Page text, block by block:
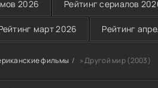
2026 Рейтинг сериалов
март 2026 Рейтинг
фильмы » Другой мир (2003)